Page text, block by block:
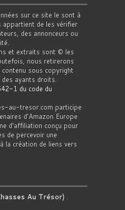
sur ce site le sont à
de les vérifier
des annonceurs ou
et extraits sont © les
nous retirerons
sous copyright
des ayants droits.
1 du code du
au-tresor.com participe
d’Amazon Europe
d’affiliation conçu pour
de percevoir une
la création de liens vers
Au Trésor) .